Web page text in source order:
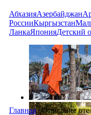
АбхазияАзербайджан
РоссииКыргызстан
ЛанкаЯпонияДетский
Главная /Описание